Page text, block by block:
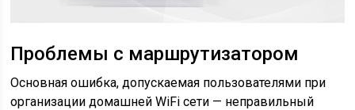
Проблемы с маршрутизатором
Основная ошибка, допускаемая пользователями при
организации домашней WiFi сети — неправильный